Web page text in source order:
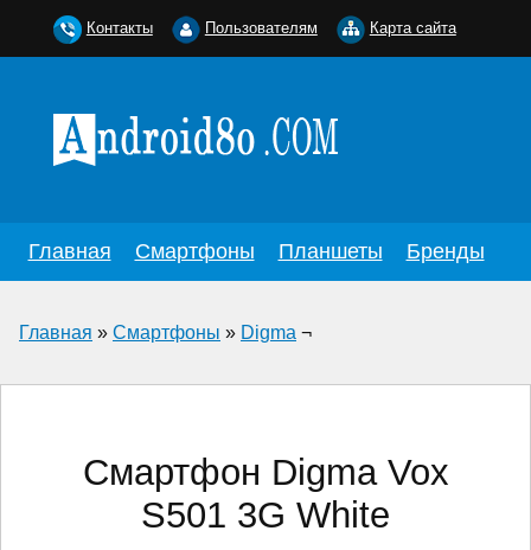
Главная Смартфоны Планшеты Бренды
Главная » Смартфоны » Digma ¬
Смартфон Digma Vox
S501 3G White
Контакты Пользователям Карта сайта